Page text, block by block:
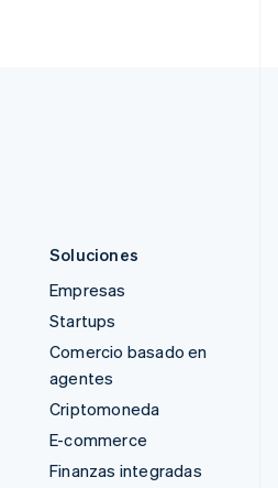
Soluciones
Empresas
Startups
Comercio basado en
agentes
Criptomoneda
E-commerce
Finanzas integradas